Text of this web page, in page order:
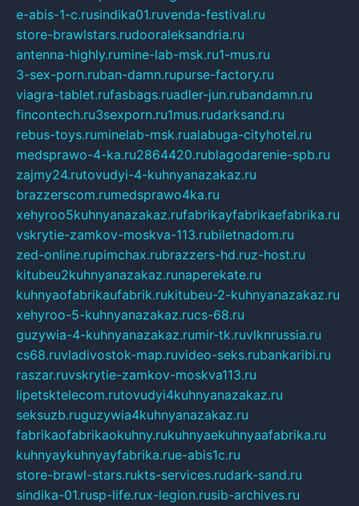
e-abis-1-c.rusindika01.ruvenda-festival.ru
store-brawlstars.rudooraleksandria.ru
antenna-highly.rumine-lab-msk.ru1-mus.ru
3-sex-porn.ruban-damn.rupurse-factory.ru
viagra-tablet.rufasbags.ruadler-jun.rubandamn.ru
fincontech.ru3sexporn.ru1mus.rudarksand.ru
rebus-toys.ruminelab-msk.rualabuga-cityhotel.ru
medsprawo-4-ka.ru2864420.rublagodarenie-spb.ru
zajmy24.rutovudyi-4-kuhnyanazakaz.ru
brazzerscom.rumedsprawo4ka.ru
xehyroo5kuhnyanazakaz.rufabrikayfabrikaefabrika.ru
vskrytie-zamkov-moskva-113.rubiletnadom.ru
zed-online.rupimchax.rubrazzers-hd.ruz-host.ru
kitubeu2kuhnyanazakaz.runaperekate.ru
kuhnyaofabrikaufabrik.rukitubeu-2-kuhnyanazakaz.ru
xehyroo-5-kuhnyanazakaz.rucs-68.ru
guzywia-4-kuhnyanazakaz.rumir-tk.ruvlknrussia.ru
cs68.ruvladivostok-map.ruvideo-seks.rubankaribi.ru
raszar.ruvskrytie-zamkov-moskva113.ru
lipetsktelecom.rutovudyi4kuhnyanazakaz.ru
seksuzb.ruguzywia4kuhnyanazakaz.ru
fabrikaofabrikaokuhny.rukuhnyaekuhnyaafabrika.ru
kuhnyaykuhnyayfabrika.rue-abis1c.ru
store-brawl-stars.rukts-services.rudark-sand.ru
sindika-01.rusp-life.rux-legion.rusib-archives.ru